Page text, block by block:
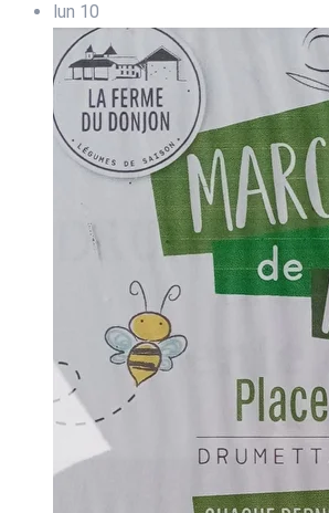
lun 10